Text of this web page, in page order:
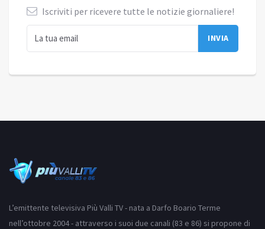
Iscriviti per ricevere tutte le notizie giornaliere!
L’emittente televisiva Più Valli TV - nata a Darfo Boario Terme
nell’ottobre 2004 - attraverso i suoi due canali (83 e 86) si propone di